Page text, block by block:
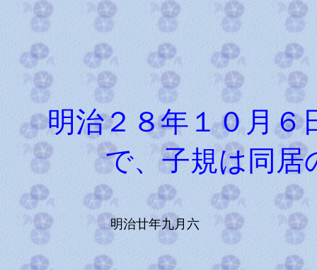
明治２８年１０月６
で、子規は同居
明治廿年九月六